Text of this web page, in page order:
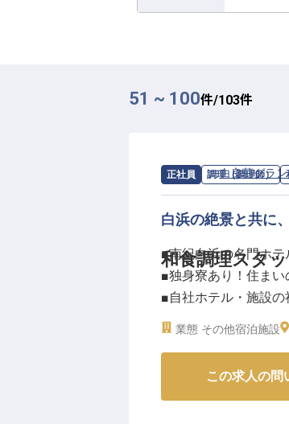
51 ~ 100件/103件
正社員 調理（調理師）
和食調理スタ
求人情報：白良荘グラ
白浜の絶景と共に
■南紀白浜の名門ホテ
■独身寮あり！住まい
■自社ホテル・施設の
■チームワークを大切
白良浜の美しい景観
ホテルは南紀白浜を
業態 その他宿泊施設
この求人の問